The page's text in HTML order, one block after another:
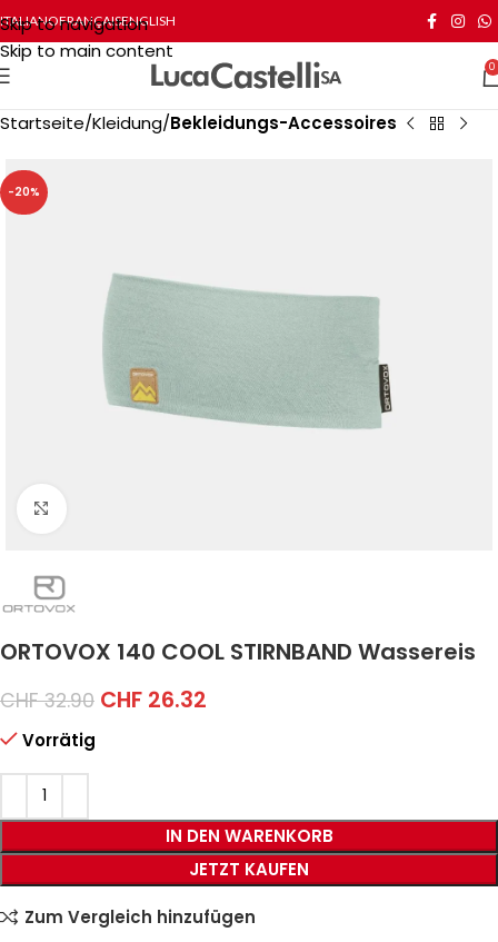
Skip to navigation
Skip to main content
ITALIANOFRANÇAISENGLISH
0
Startseite Kleidung Bekleidungs-Accessoires
-20%
ORTOVOX 140 COOL STIRNBAND Wassereis
CHF32.90 CHF 26.32
Vorrätig
IN DEN WARENKORB
JETZT KAUFEN
Zum Vergleich hinzufügen